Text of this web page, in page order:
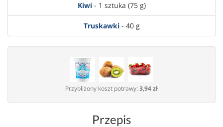
Kiwi- 1 sztuka (75 g)
Truskawki- 40 g
Przybliżony koszt potrawy:3,94 zł
Przepis